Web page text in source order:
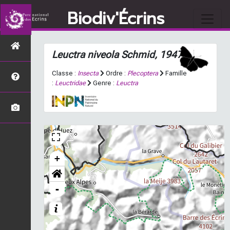
Biodiv'Écrins
Leuctra niveolaSchmid, 1947
Classe : Insecta Ordre : Plecoptera
Famille
: Leuctridae Genre : Leuctra
+
-